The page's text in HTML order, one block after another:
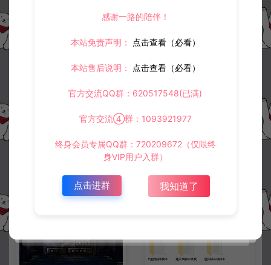
下一篇：
相关资源
感谢一路的陪伴！
本站免责声明： 点击查看（必看）
本站售后说明： 点击查看（必看）
官方交流QQ群：620517548(已满)
官方交流④群：1093921977
终身会员专属QQ群：720209672（仅限终
身VIP用户入群）
点击进群 我知道了